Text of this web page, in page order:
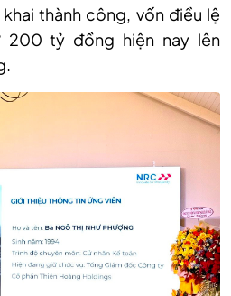
thành công, vốn điều lệ
200 tỷ đồng hiện nay lên